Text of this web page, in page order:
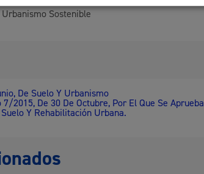
Sostenible
De Suelo Y Urbanismo
2015, De 30 De Octubre, Por El Que Se
Y Rehabilitación Urbana.